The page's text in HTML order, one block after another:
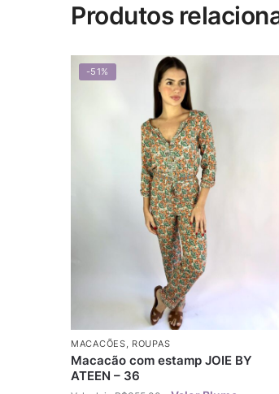
Produtos
-51%
MACACÕES ROUPAS
Macacão com estamp JOIE BY
ATEEN – 36